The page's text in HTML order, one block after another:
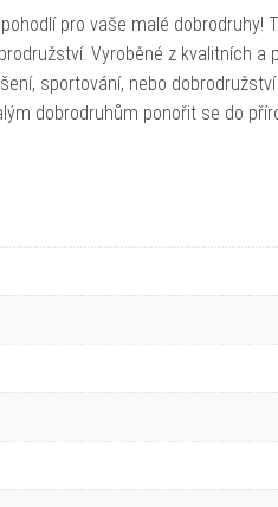
pro vaše malé dobrodruhy!
Vyroběné z kvalitních a
sportování, nebo
dobrodruhům ponořit se do